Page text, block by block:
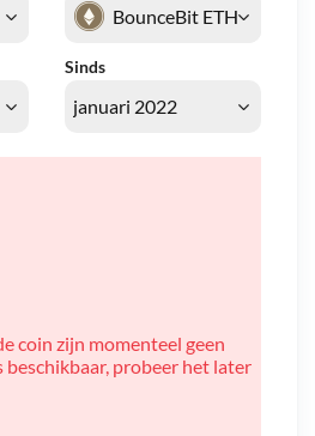
Sinds
coin zijn momenteel geen
beschikbaar, probeer het later